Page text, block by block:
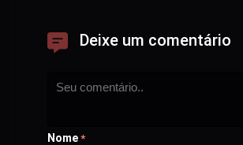
Deixe um comentário
Nome *